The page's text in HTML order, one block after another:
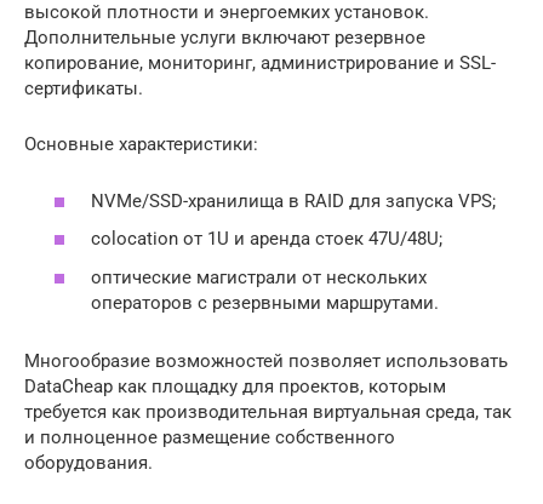
высокой плотности и энергоемких установок.
Дополнительные услуги включают резервное
копирование, мониторинг, администрирование и SSL-
сертификаты.
Основные характеристики:
NVMe/SSD-хранилища в RAID для запуска VPS;
colocation от 1U и аренда стоек 47U/48U;
оптические магистрали от нескольких
операторов с резервными маршрутами.
Многообразие возможностей позволяет использовать
DataCheap как площадку для проектов, которым
требуется как производительная виртуальная среда, так
и полноценное размещение собственного
оборудования.